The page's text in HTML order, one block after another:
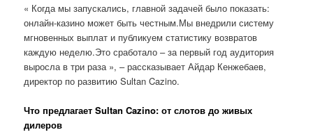
« Когда мы запускались, главной задачей было показать:
онлайн-казино может быть честным.Мы внедрили систему
мгновенных выплат и публикуем статистику возвратов
каждую неделю.Это сработало – за первый год аудитория
выросла в три раза », – рассказывает Айдар Кенжебаев,
директор по развитию Sultan Cazino.
Что предлагает Sultan Cazino: от слотов до живых
дилеров